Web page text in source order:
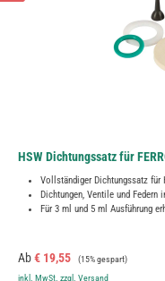
HSW Dichtungssatz für
Vollständiger Dichtungssatz für
Dichtungen, Ventile und Federn
Für 3 ml und 5 ml Ausführung
Verkaufspreis:
Ab€ 19,55 Regulärer Preis:
(15% gespart)
inkl. MwSt. zzgl. Versand